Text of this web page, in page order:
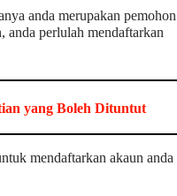
anda merupakan pemohon
anda perlulah mendaftarkan
yang Boleh Dituntut
mendaftarkan akaun anda